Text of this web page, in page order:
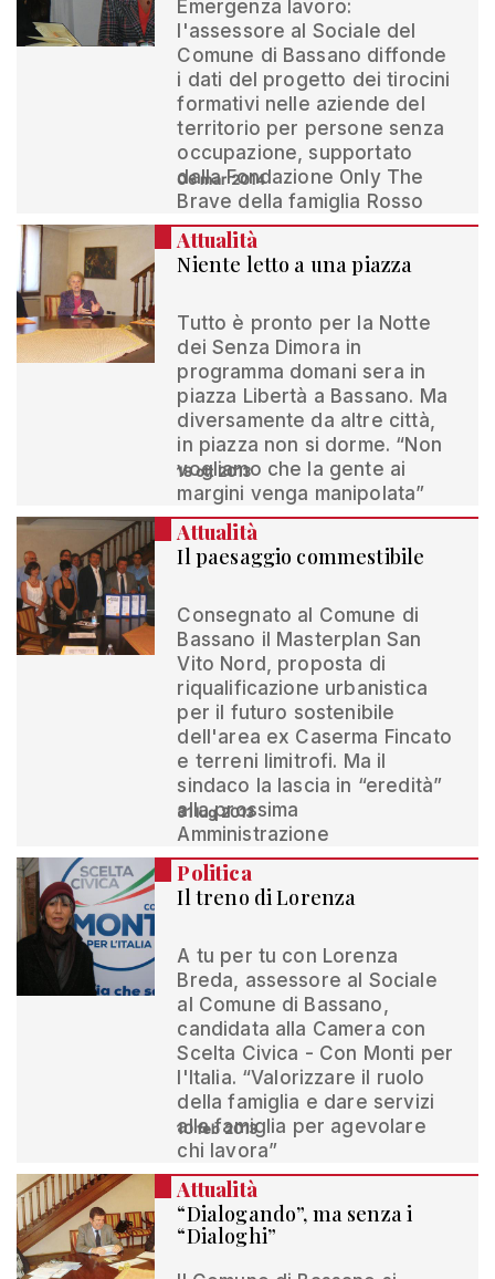
Emergenza lavoro:
l'assessore al Sociale del
Comune di Bassano diffonde
i dati del progetto dei tirocini
formativi nelle aziende del
territorio per persone senza
occupazione, supportato
dalla Fondazione Only The
Brave della famiglia Rosso
06 mar 2014
Attualità
Niente letto a una piazza
Tutto è pronto per la Notte
dei Senza Dimora in
programma domani sera in
piazza Libertà a Bassano. Ma
diversamente da altre città,
in piazza non si dorme. “Non
vogliamo che la gente ai
margini venga manipolata”
18 ott 2013
Attualità
Il paesaggio commestibile
Consegnato al Comune di
Bassano il Masterplan San
Vito Nord, proposta di
riqualificazione urbanistica
per il futuro sostenibile
dell'area ex Caserma Fincato
e terreni limitrofi. Ma il
sindaco la lascia in “eredità”
alla prossima
Amministrazione
31 lug 2013
Politica
Il treno di Lorenza
A tu per tu con Lorenza
Breda, assessore al Sociale
al Comune di Bassano,
candidata alla Camera con
Scelta Civica - Con Monti per
l'Italia. “Valorizzare il ruolo
della famiglia e dare servizi
alla famiglia per agevolare
chi lavora”
10 feb 2013
Attualità
“Dialogando”, ma senza i
“Dialoghi”